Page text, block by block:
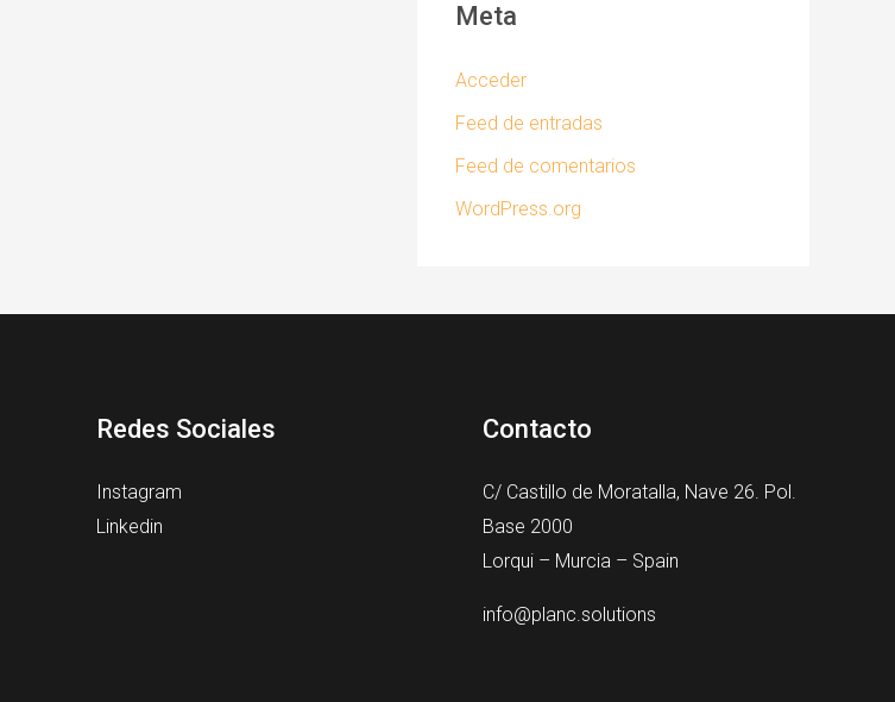
Meta
Acceder
Feed de entradas
Feed de comentarios
WordPress.org
Redes Sociales
Instagram
Linkedin
Contacto
C/ Castillo de Moratalla, Nave 26. Pol.
Base 2000
Lorqui – Murcia – Spain​
info@planc.solutions